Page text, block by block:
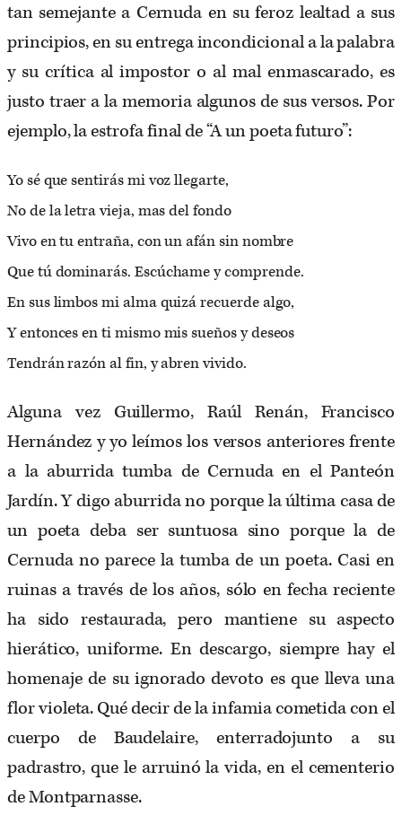
tan semejante a Cernuda en su feroz lealtad a sus
principios, en su entrega incondicional a la palabra
y su crítica al impostor o al mal enmascarado, es
justo traer a la memoria algunos de sus versos. Por
ejemplo, la estrofa final de “A un poeta futuro”:
Yo sé que sentirás mi voz llegarte,
No de la letra vieja, mas del fondo
Vivo en tu entraña, con un afán sin nombre
Que tú dominarás. Escúchame y comprende.
En sus limbos mi alma quizá recuerde algo,
Y entonces en ti mismo mis sueños y deseos
Tendrán razón al fin, y abren vivido.
Alguna vez Guillermo, Raúl Renán, Francisco
Hernández y yo leímos los versos anteriores frente
a la aburrida tumba de Cernuda en el Panteón
Jardín. Y digo aburrida no porque la última casa de
un poeta deba ser suntuosa sino porque la de
Cernuda no parece la tumba de un poeta. Casi en
ruinas a través de los años, sólo en fecha reciente
ha sido restaurada, pero mantiene su aspecto
hierático, uniforme. En descargo, siempre hay el
homenaje de su ignorado devoto es que lleva una
flor violeta. Qué decir de la infamia cometida con el
cuerpo de Baudelaire, enterradojunto a su
padrastro, que le arruinó la vida, en el cementerio
de Montparnasse.